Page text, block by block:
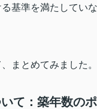
基準を満たしてい
まとめてみました。
て：築年数の